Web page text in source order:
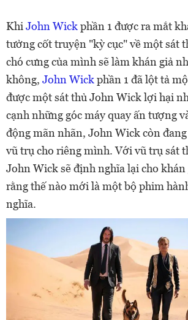
Khi John Wickphần 1 được ra mắt
tưởng cốt truyện "kỳ cục" về một sát
chó cưng của mình sẽ làm khán giả
không, John Wickphần 1 đã lột tả
được một sát thủ John Wick lợi hại
cạnh những góc máy quay ấn tượng
động mãn nhãn, John Wick còn
vũ trụ cho riêng mình. Với vũ trụ sát
John Wick sẽ định nghĩa lại cho
rằng thế nào mới là một bộ phim
nghĩa.